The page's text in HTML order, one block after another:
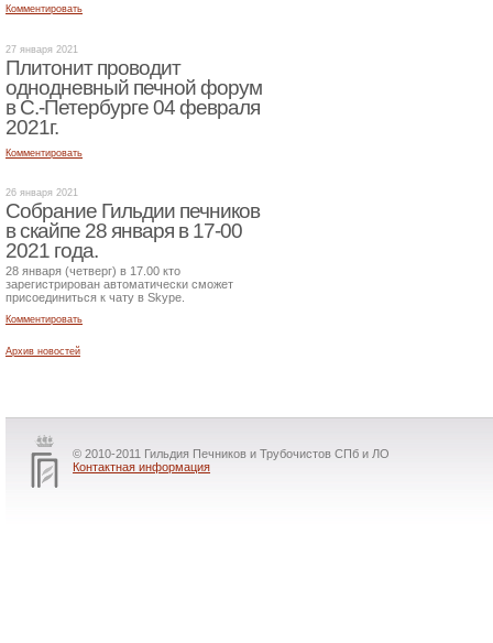
Комментировать
27 января 2021
Плитонит проводит
однодневный печной форум
в С.-Петербурге 04 февраля
2021г.
Комментировать
26 января 2021
Собрание Гильдии печников
в скайпе 28 января в 17-00
2021 года.
28 января (четверг) в 17.00 кто
зарегистрирован автоматически сможет
присоединиться к чату в Skype.
Комментировать
Архив новостей
© 2010-2011 Гильдия Печников и Трубочистов СПб и ЛО
Контактная информация